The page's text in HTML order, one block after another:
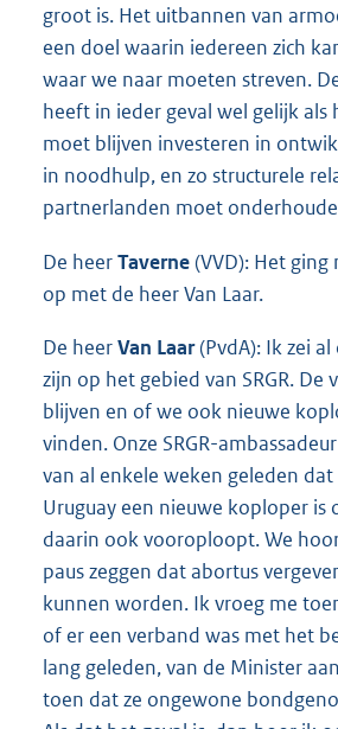
groot is. Het uitbannen van
een doel waarin iedereen zich
waar we naar moeten streven.
heeft in ieder geval wel gelijk
moet blijven investeren in
in noodhulp, en zo structurele
partnerlanden moet
De heerTaverne(VVD): Het
op met de heer Van Laar.
De heerVan Laar(PvdA): Ik zei
zijn op het gebied van SRGR. De
blijven en of we ook nieuwe
vinden. Onze SRGR-
van al enkele weken geleden
Uruguay een nieuwe koploper is
daarin ook vooroploopt. We
paus zeggen dat abortus
kunnen worden. Ik vroeg me
of er een verband was met het
lang geleden, van de Minister
toen dat ze ongewone